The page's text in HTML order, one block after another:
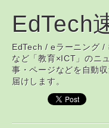
EdTech
EdTech / eラーニング /
など「教育×ICT」のニ
事・ページなどを自動
届けします。